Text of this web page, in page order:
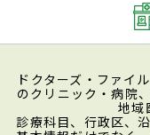
ドクターズ・ファイ
のクリニック・病院
地域
診療科目、行政区、